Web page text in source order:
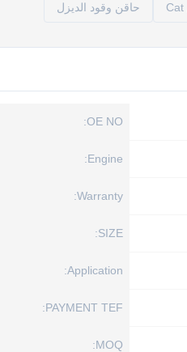
حاقن وقود الديزل
OE NO:
Engine:
Warranty:
SIZE:
Application:
PAYMENT TEF:
MOQ: